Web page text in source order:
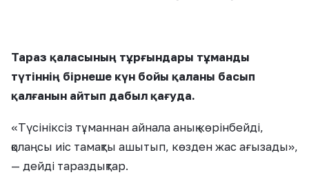
Тараз қаласының тұрғындары тұманды
түтіннің бірнеше күн бойы қаланы басып
қалғанын айтып дабыл қағуда.
«Түсініксіз тұманнан айнала анық көрінбейді,
қолаңсы иіс тамақты ашытып, көзден жас ағызады»,
— дейді тараздықтар.